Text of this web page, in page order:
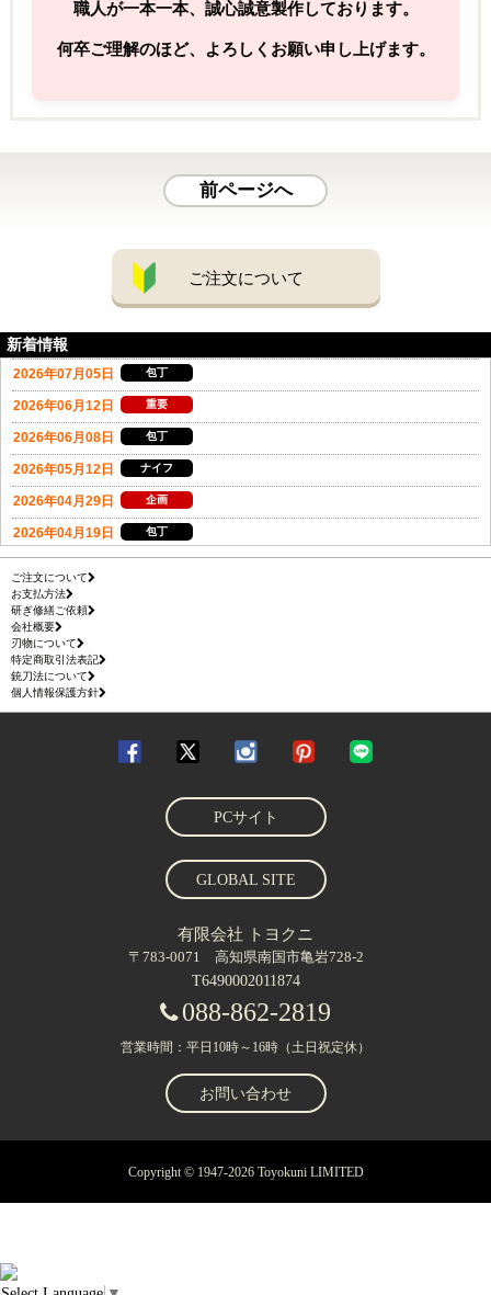
職人が一本一本、誠心誠意製作しております。
何卒ご理解のほど、よろしくお願い申し上げます。
前ページへ
ご注文について
新着情報
ご注文について
お支払方法
研ぎ修繕ご依頼
会社概要
刃物について
特定商取引法表記
銃刀法について
個人情報保護方針
PCサイト
GLOBAL SITE
有限会社 トヨクニ
〒783-0071 高知県南国市亀岩728-2
T6490002011874
088-862-2819
営業時間：平日10時～16時（土日祝定休）
お問い合わせ
Copyright © 1947-2026 Toyokuni LIMITED